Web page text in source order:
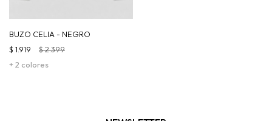
BUZO CELIA - NEGRO
+ 2 colores
$ 1.919 $2.399